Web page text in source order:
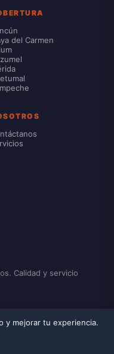
y mejorar tu experiencia.
del Carmen
Calidad y servicio
No incluye costo por
dentro del carrito de